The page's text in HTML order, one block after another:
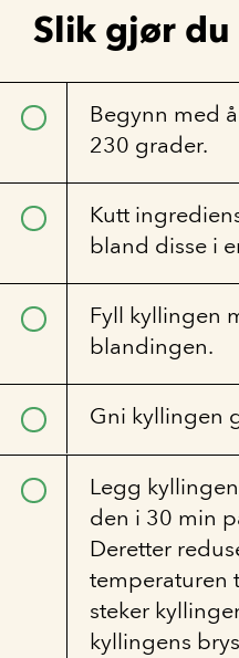
Slik gjør du
Begynn med
230 grader.
Kutt
bland disse i
Fyll kyllingen
blandingen.
Gni kyllingen
Legg
den i 30 min
Deretter
temperaturen
steker
kyllingens